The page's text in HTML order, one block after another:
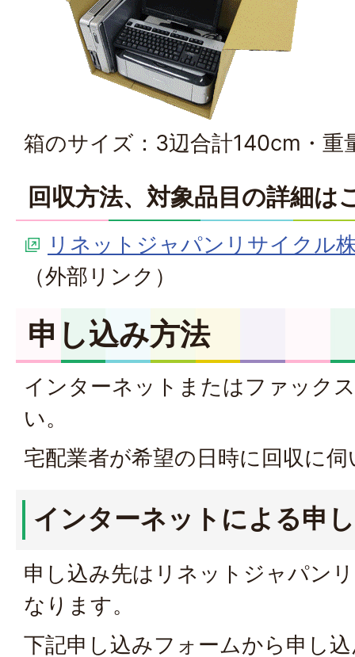
箱のサイズ：3辺合計140cm・重
回収方法、対象品目の詳細は
リネットジャパンリサイクル
（外部リンク）
申し込み方法
インターネットまたはファック
い。
宅配業者が希望の日時に回収に
インターネットによる申
申し込み先はリネットジャパン
なります。
下記申し込みフォームから申し